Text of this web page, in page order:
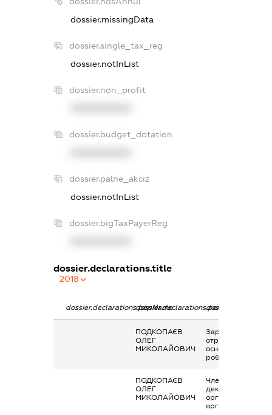
dossier.missingData
dossier.single_tax_reg
dossier.notInList
dossier.non_profit
dossier.budget_dotation
dossier.palne_akciz
dossier.notInList
dossier.bigTaxPayerReg
dossier.declarations.title
2018
dossier.declarations.pepNamedossier.declarations.personName
ПОДКОПАЄВ
ОЛЕГ
МИКОЛАЙОВИЧ
Заробітна плата
отримана за
основним місцем
роботи
ПОДКОПАЄВ
ОЛЕГ
МИКОЛАЙОВИЧ
Членство суб’єкта
декларування в
організаціях та їх
органах